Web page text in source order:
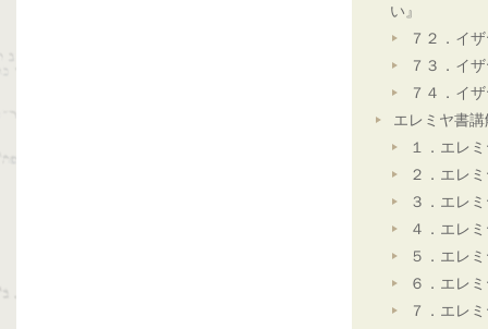
い』
７２．イ
７３．イ
７４．イ
エレミヤ書講
１．エレ
２．エレ
３．エレ
４．エレ
５．エレ
６．エレ
７．エレ